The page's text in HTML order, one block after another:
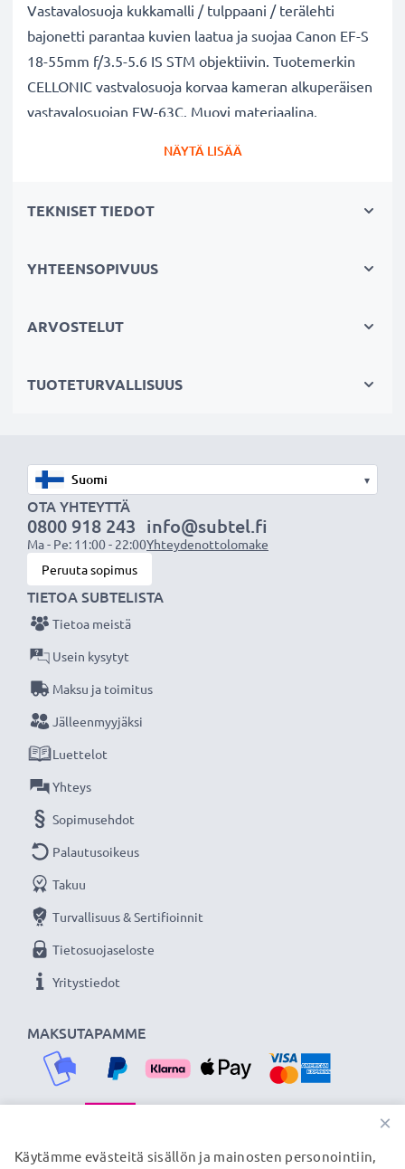
Vastavalosuoja kukkamalli / tulppaani / terälehti
bajonetti parantaa kuvien laatua ja suojaa Canon EF-S
18-55mm f/3.5-5.6 IS STM objektiivin. Tuotemerkin
CELLONIC vastvalosuoja korvaa kameran alkuperäisen
vastavalosuojan EW-63C. Muovi materiaalina.
✔ 100% yhteensopiva Canon kameraan
✔ Sopii objektiiveihin: zoomobjektiivi, teleobjektiivi,
ja iskuilta
✔ Vastavalosuoja muotokuva- ja teleobjektiiveille
✔ Voidaan yhdistää linssisuojukseen, objektiivin
suojukseen tai suotimiin
✔ Muotoiltu bajonetti-vastavalosuoja
bajonettikiinnityksellä, sopii vain tiettyihin
objektiiveihin
✔ Ei sovellu super-, ultra- tai laajakulmaobjektiiveille
Tekniset tiedot:
Materiaali: Muovi
Muoto:kukkamalli / tulppaani / terälehti
- Vastavalosuoja kukkamalli / tulppaani / terälehti
bajonetti tuotemerkiltä CELLONIC 3 vuoden
takuulla!
NÄYTÄ LISÄÄ
TEKNISET TIEDOT
YHTEENSOPIVUUS
ARVOSTELUT
TUOTETURVALLISUUS
▾
OTA YHTEYTTÄ
0800 918 243
Ma - Pe: 11:00 - 22:00
info@subtel.fi
Yhteydenottolomake
Peruuta sopimus
MAKSUTAPAMME
TIETOA SUBTELISTA
Tietoa meistä
Usein kysytyt
Maksu ja toimitus
Jälleenmyyjäksi
Luettelot
Yhteys
Sopimusehdot
Palautusoikeus
Takuu
Turvallisuus & Sertifioinnit
Tietosuojaseloste
Yritystiedot
TOIMITUSKUMPPANIMME
×
Käytämme evästeitä sisällön ja mainosten personointiin,